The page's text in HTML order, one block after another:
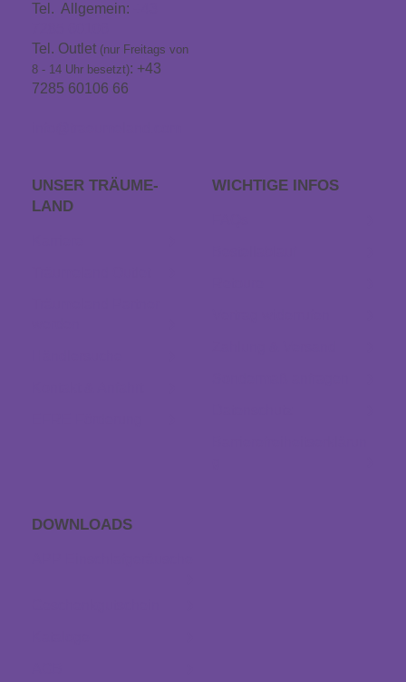
Tel. Allgemein:
Tel. Outlet (nur Freitags von
8 - 14 Uhr besetzt): +43
7285 60106 66
UNSER TRÄUME­
LAND
WICHTIGE INFOS
DOWNLOADS